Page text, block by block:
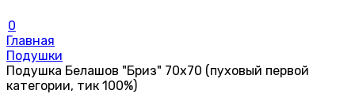
0
Главная
Подушки
Подушка Белашов "Бриз" 70х70 (пуховый первой
категории, тик 100%)